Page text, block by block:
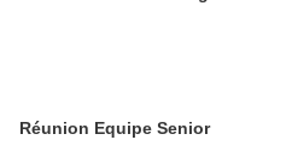
Réunion Equipe Senior